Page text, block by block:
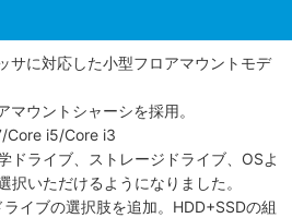
サに対応した小型フロアマウントモデ
ウントシャーシを採用。
Core i5/Core i3
ドライブ、ストレージドライブ、OSよ
択いただけるようになりました。
イブの選択肢を追加。HDD+SSDの組